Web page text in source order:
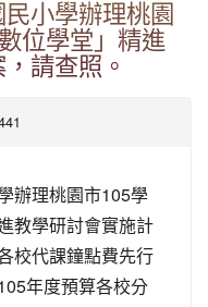
小學辦理桃園
位學堂」精進
請查照。
辦理桃園市105學
教學研討會實施計
校代課鐘點費先行
年度預算各校分